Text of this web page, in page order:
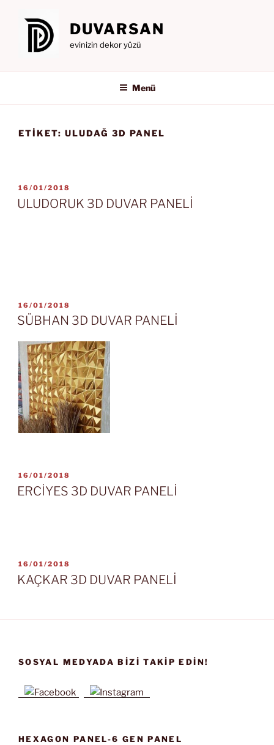
DUVARSAN
evinizin dekor yüzü
Menü
ETIKET: ULUDAĞ 3D PANEL
YAYIM
TARIHI
16/01/2018
ULUDORUK 3D DUVAR PANELİ
YAYIM
TARIHI
16/01/2018
SÜBHAN 3D DUVAR PANELİ
YAYIM
TARIHI
16/01/2018
ERCİYES 3D DUVAR PANELİ
YAYIM
TARIHI
16/01/2018
KAÇKAR 3D DUVAR PANELİ
SOSYAL MEDYADA BIZI TAKIP EDIN!
HEXAGON PANEL-6 GEN PANEL